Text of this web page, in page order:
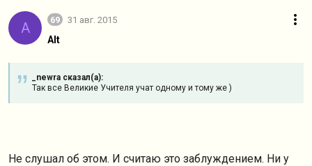
A 69 31 авг. 2015
Alt
_newra сказал(а):
Так все Великие Учителя учат одному и тому же )
Не слушал об этом. И считаю это заблуждением. Ни у